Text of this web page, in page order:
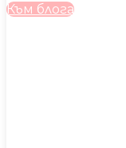
Към блога